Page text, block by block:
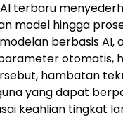
terbaru
model hingga
berbasis AI,
otomatis,
hambatan
yang dapat
keahlian tingkat